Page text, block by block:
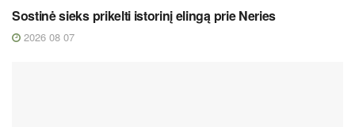
Sostinė sieks prikelti istorinį elingą prie Neries
2026 08 07